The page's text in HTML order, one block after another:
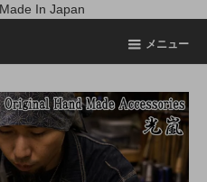
In Japan
メニュー